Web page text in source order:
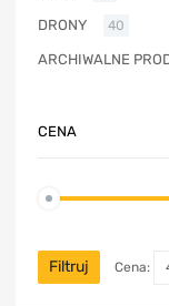
DRONY 40
ARCHIWALNE
CENA
Filtruj Cena: